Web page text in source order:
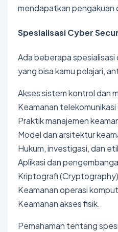
mendapatkan pengakuan
Spesialisasi Cyber
Ada beberapa
yang bisa kamu pelajari,
Akses sistem kontrol dan
Keamanan telekomunikasi
Praktik manajemen
Model dan arsitektur
Hukum, investigasi, dan
Aplikasi dan
Kriptografi
Keamanan operasi
Keamanan akses fisik.
Pemahaman tentang